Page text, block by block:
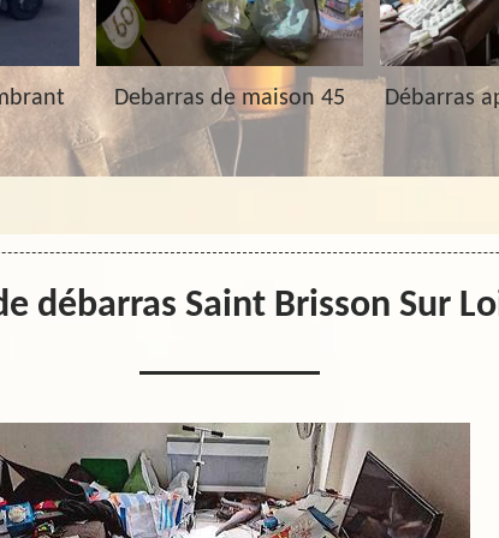
Debarras de maison 45 Débarras
débarras Saint Brisson Sur